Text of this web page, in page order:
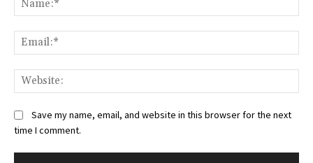
Save my name, email, and website in this browser for the next
time I comment.